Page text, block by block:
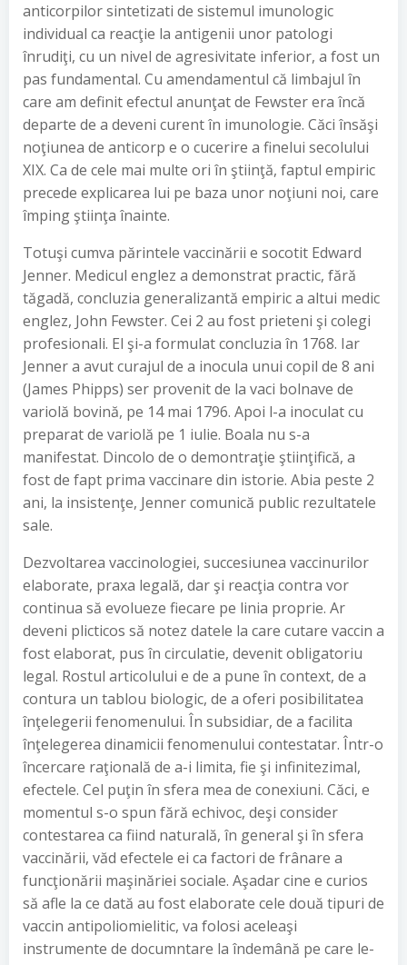
anticorpilor sintetizati de sistemul imunologic
individual ca reacţie la antigenii unor patologi
înrudiţi, cu un nivel de agresivitate inferior, a fost un
pas fundamental. Cu amendamentul că limbajul în
care am definit efectul anunţat de Fewster era încă
departe de a deveni curent în imunologie. Căci însăşi
noţiunea de anticorp e o cucerire a finelui secolului
XIX. Ca de cele mai multe ori în ştiinţă, faptul empiric
precede explicarea lui pe baza unor noţiuni noi, care
împing ştiinţa înainte.
Totuşi cumva părintele vaccinării e socotit Edward
Jenner. Medicul englez a demonstrat practic, fără
tăgadă, concluzia generalizantă empiric a altui medic
englez, John Fewster. Cei 2 au fost prieteni şi colegi
profesionali. El şi-a formulat concluzia în 1768. Iar
Jenner a avut curajul de a inocula unui copil de 8 ani
(James Phipps) ser provenit de la vaci bolnave de
variolă bovină, pe 14 mai 1796. Apoi l-a inoculat cu
preparat de variolă pe 1 iulie. Boala nu s-a
manifestat. Dincolo de o demontraţie ştiinţifică, a
fost de fapt prima vaccinare din istorie. Abia peste 2
ani, la insistenţe, Jenner comunică public rezultatele
sale.
Dezvoltarea vaccinologiei, succesiunea vaccinurilor
elaborate, praxa legală, dar şi reacţia contra vor
continua să evolueze fiecare pe linia proprie. Ar
deveni plicticos să notez datele la care cutare vaccin a
fost elaborat, pus în circulatie, devenit obligatoriu
legal. Rostul articolului e de a pune în context, de a
contura un tablou biologic, de a oferi posibilitatea
înţelegerii fenomenului. În subsidiar, de a facilita
înţelegerea dinamicii fenomenului contestatar. Într-o
încercare raţională de a-i limita, fie şi infinitezimal,
efectele. Cel puţin în sfera mea de conexiuni. Căci, e
momentul s-o spun fără echivoc, deşi consider
contestarea ca fiind naturală, în general şi în sfera
vaccinării, văd efectele ei ca factori de frânare a
funcţionării maşinăriei sociale. Aşadar cine e curios
să afle la ce dată au fost elaborate cele două tipuri de
vaccin antipoliomielitic, va folosi aceleaşi
instrumente de documntare la îndemână pe care le-